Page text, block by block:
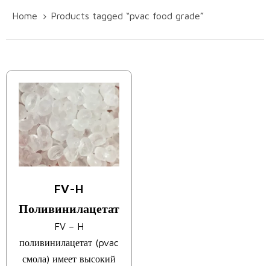
Home Products tagged “pvac food grade”
FV-H
Поливинилацетат
FV – H
поливинилацетат (pvac
смола) имеет высокий